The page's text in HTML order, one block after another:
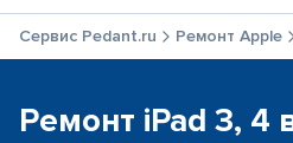
Сервис Pedant.ru Ремонт Apple
Ремонт iPad 3, 4